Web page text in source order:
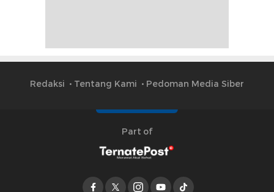
Redaksi Tentang Kami Pedoman Media Siber
Part of